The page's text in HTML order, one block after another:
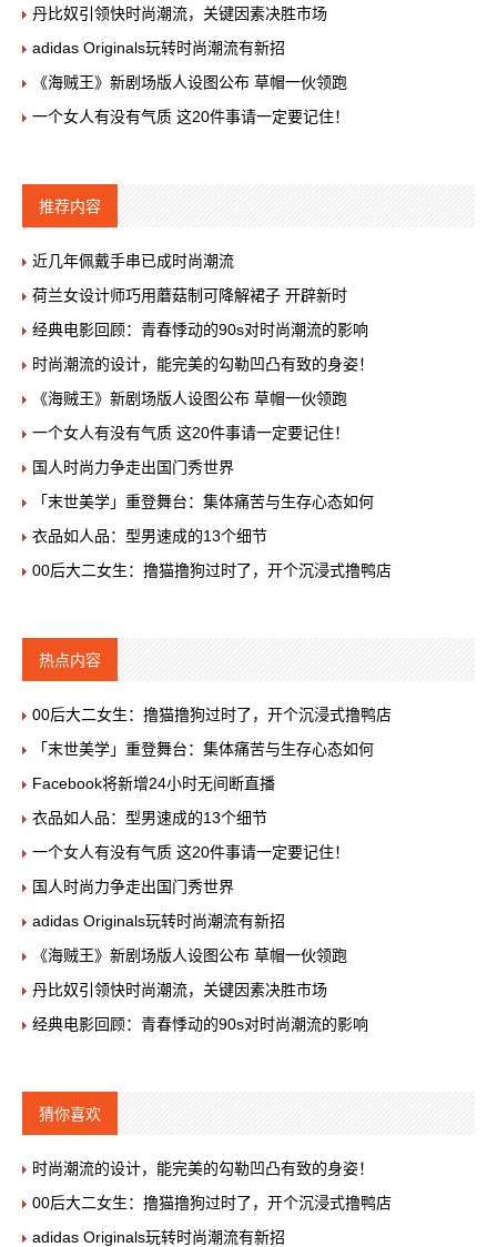
丹比奴引领快时尚潮流，关键因素决胜市场
adidas Originals玩转时尚潮流有新招
《海贼王》新剧场版人设图公布 草帽一伙领跑
一个女人有没有气质 这20件事请一定要记住！
推荐内容
近几年佩戴手串已成时尚潮流
荷兰女设计师巧用蘑菇制可降解裙子 开辟新时
经典电影回顾：青春悸动的90s对时尚潮流的影响
时尚潮流的设计，能完美的勾勒凹凸有致的身姿！
《海贼王》新剧场版人设图公布 草帽一伙领跑
一个女人有没有气质 这20件事请一定要记住！
国人时尚力争走出国门秀世界
「末世美学」重登舞台：集体痛苦与生存心态如何
衣品如人品：型男速成的13个细节
00后大二女生：撸猫撸狗过时了，开个沉浸式撸鸭店
热点内容
00后大二女生：撸猫撸狗过时了，开个沉浸式撸鸭店
「末世美学」重登舞台：集体痛苦与生存心态如何
Facebook将新增24小时无间断直播
衣品如人品：型男速成的13个细节
一个女人有没有气质 这20件事请一定要记住！
国人时尚力争走出国门秀世界
adidas Originals玩转时尚潮流有新招
《海贼王》新剧场版人设图公布 草帽一伙领跑
丹比奴引领快时尚潮流，关键因素决胜市场
经典电影回顾：青春悸动的90s对时尚潮流的影响
猜你喜欢
时尚潮流的设计，能完美的勾勒凹凸有致的身姿！
00后大二女生：撸猫撸狗过时了，开个沉浸式撸鸭店
adidas Originals玩转时尚潮流有新招